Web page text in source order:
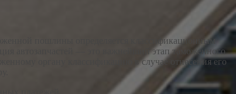
пошлины определяется классификационным
автозапчастей — это важнейший этап таможенного
органу классификацию в случае отнесения его